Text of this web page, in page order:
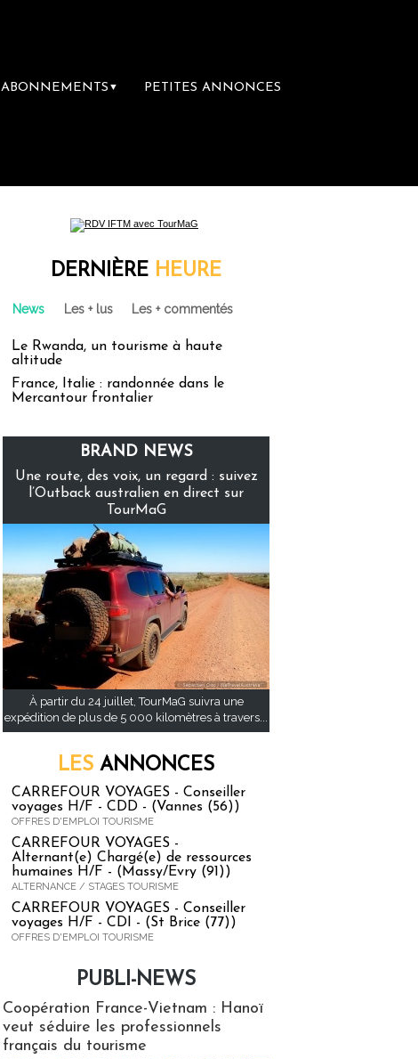
ABONNEMENTS ▼ PETITES ANNONCES
DERNIÈRE HEURE
News Les + lus Les + commentés
Le Rwanda, un tourisme à haute
altitude
France, Italie : randonnée dans le
Mercantour frontalier
BRAND NEWS
Une route, des voix, un regard : suivez
l’Outback australien en direct sur
TourMaG
À partir du 24 juillet, TourMaG suivra une
expédition de plus de 5 000 kilomètres à travers...
LES ANNONCES
CARREFOUR VOYAGES - Conseiller
voyages H/F - CDD - (Vannes (56))
OFFRES D'EMPLOI TOURISME
CARREFOUR VOYAGES -
Alternant(e) Chargé(e) de ressources
humaines H/F - (Massy/Evry (91))
ALTERNANCE / STAGES TOURISME
CARREFOUR VOYAGES - Conseiller
voyages H/F - CDI - (St Brice (77))
OFFRES D'EMPLOI TOURISME
PUBLI-NEWS
Coopération France-Vietnam : Hanoï
veut séduire les professionnels
français du tourisme